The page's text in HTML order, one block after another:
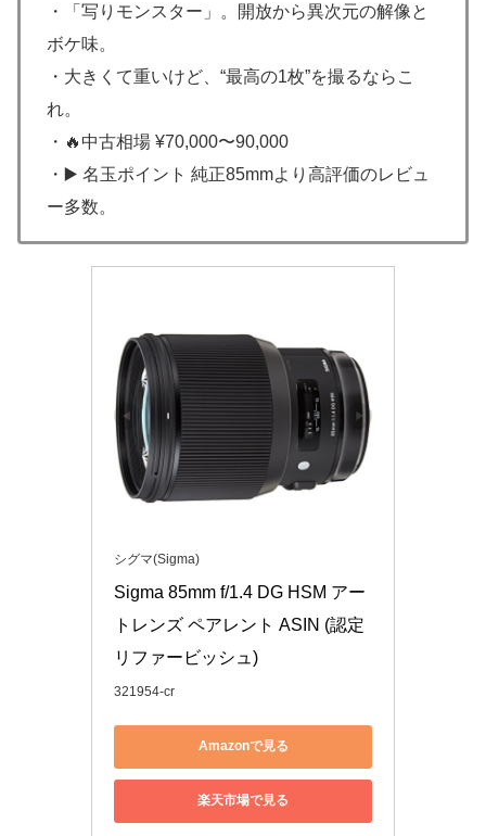
・「写りモンスター」。開放から異次元の解像と
ボケ味。
・大きくて重いけど、“最高の1枚”を撮るならこ
れ。
・🔥中古相場 ¥70,000〜90,000
・▶️ 名玉ポイント 純正85mmより高評価のレビュ
ー多数。
シグマ(Sigma)
Sigma 85mm f/1.4 DG HSM アー
トレンズ ペアレント ASIN (認定
リファービッシュ)
321954-cr
Amazonで見る
楽天市場で見る